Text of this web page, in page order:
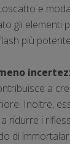
e
gli elementi
più
a
Inoltre,
ridurre i
di